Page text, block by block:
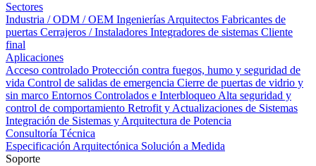
Sectores
Industria / ODM / OEM Ingenierías Arquitectos Fabricantes de
puertas Cerrajeros / Instaladores Integradores de sistemas Cliente
final
Aplicaciones
Acceso controlado Protección contra fuegos, humo y seguridad de
vida Control de salidas de emergencia Cierre de puertas de vidrio y
sin marco Entornos Controlados e Interbloqueo Alta seguridad y
control de comportamiento Retrofit y Actualizaciones de Sistemas
Integración de Sistemas y Arquitectura de Potencia
Consultoría Técnica
Especificación Arquitectónica Solución a Medida
Soporte